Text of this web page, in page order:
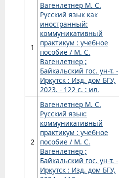
1
Вагенлетнер М. С.
Русский язык как
иностранный:
коммуникативный
практикум : учебное
пособие / М. С.
Вагенлетнер ;
Байкальский гос. ун-т. -
Иркутск : Изд. дом БГУ,
2023. - 122 с. : ил.
2
Вагенлетнер М. С.
Русский язык:
коммуникативный
практикум : учебное
пособие / М. С.
Вагенлетнер ;
Байкальский гос. ун-т. -
Иркутск : Изд. дом БГУ,